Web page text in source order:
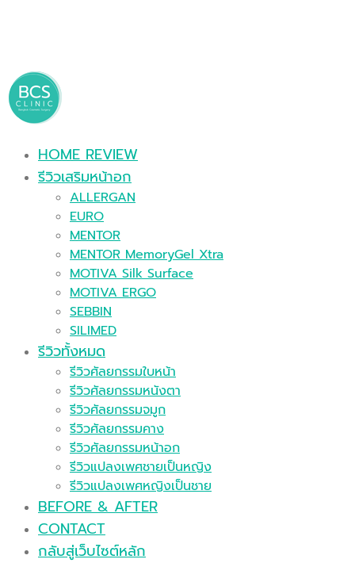
HOME REVIEW
รีวิวเสริมหน้าอก
ALLERGAN
EURO
MENTOR
MENTOR MemoryGel Xtra
MOTIVA Silk Surface
MOTIVA ERGO
SEBBIN
SILIMED
รีวิวทั้งหมด
รีวิวศัลยกรรมใบหน้า
รีวิวศัลยกรรมหนังตา
รีวิวศัลยกรรมจมูก
รีวิวศัลยกรรมคาง
รีวิวศัลยกรรมหน้าอก
รีวิวแปลงเพศชายเป็นหญิง
รีวิวแปลงเพศหญิงเป็นชาย
BEFORE & AFTER
CONTACT
กลับสู่เว็บไซต์หลัก